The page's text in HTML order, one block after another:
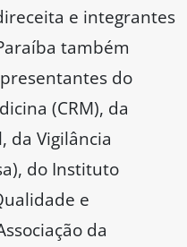
e integrantes
também
do
(CRM), da
da Vigilância
do Instituto
e
da